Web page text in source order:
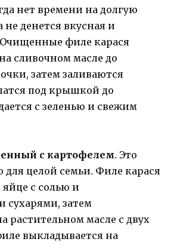
нет времени на долгую
не денется вкусная и
филе карася
сливочном масле до
затем заливаются
под крышкой до
с зеленью и свежим
с картофелем. Это
для целой семьи. Филе карася
с солью и
затем
растительном масле с двух
выкладывается на